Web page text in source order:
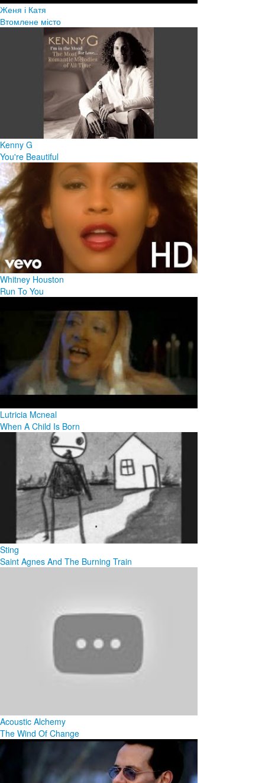
Женя і Катя
Втомлене місто
Kenny G
You're Beautiful
Whitney Houston
Run To You
Lutricia Mcneal
When A Child Is Born
Sting
Saint Agnes And The Burning Train
Acoustic Alchemy
The Wind Of Change